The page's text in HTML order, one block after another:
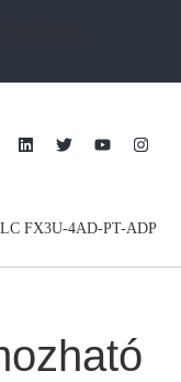
FX3U-4AD-PT-ADP